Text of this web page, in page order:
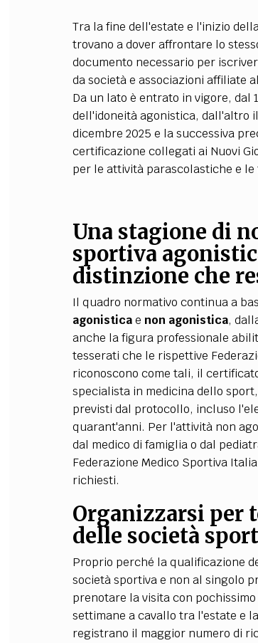
Tra la fine dell'estate e l'inizio
trovano a dover affrontare lo
documento necessario per
da società e associazioni affiliate
Da un lato è entrato in vigore,
dell'idoneità agonistica, dall'altro
dicembre 2025 e la successiva
certificazione collegati ai Nuovi
per le attività parascolastiche e
Una stagione di
sportiva a
distinzione che
Il quadro normativo continua a
agonisticae non agonistica,
anche la figura professionale
tesserati che le rispettive
riconoscono come tali, il
specialista in medicina dello
previsti dal protocollo, incluso
quarant'anni. Per l'attività non
dal medico di famiglia o dal
Federazione Medico Sportiva
richiesti.
Organizzarsi per
delle società
Proprio perché la qualificazione
società sportiva e non al singolo
prenotare la visita con
settimane a cavallo tra l'estate e
registrano il maggior numero di